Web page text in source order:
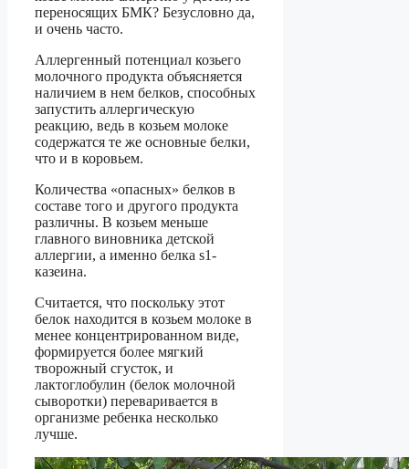
переносящих БМК? Безусловно да,
и очень часто.
Аллергенный потенциал козьего
молочного продукта объясняется
наличием в нем белков, способных
запустить аллергическую
реакцию, ведь в козьем молоке
содержатся те же основные белки,
что и в коровьем.
Количества «опасных» белков в
составе того и другого продукта
различны. В козьем меньше
главного виновника детской
аллергии, а именно белка s1-
казеина.
Считается, что поскольку этот
белок находится в козьем молоке в
менее концентрированном виде,
формируется более мягкий
творожный сгусток, и
лактоглобулин (белок молочной
сыворотки) переваривается в
организме ребенка несколько
лучше.